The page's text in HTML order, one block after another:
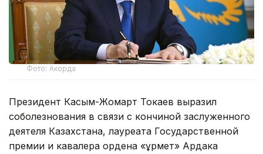
Фото: Акорда
Президент Касым-Жомарт Токаев выразил
соболезнования в связи с кончиной заслуженного
деятеля Казахстана, лауреата Государственной
премии и кавалера ордена «Құрмет» Ардака